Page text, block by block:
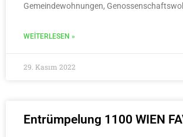
Gemeindewohnungen,
WEITERLESEN »
29. Kasım 2022
Entrümpelung 1100 WIEN